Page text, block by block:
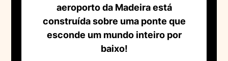
aeroporto da Madeira está
construída sobre uma ponte que
esconde um mundo inteiro por
baixo!